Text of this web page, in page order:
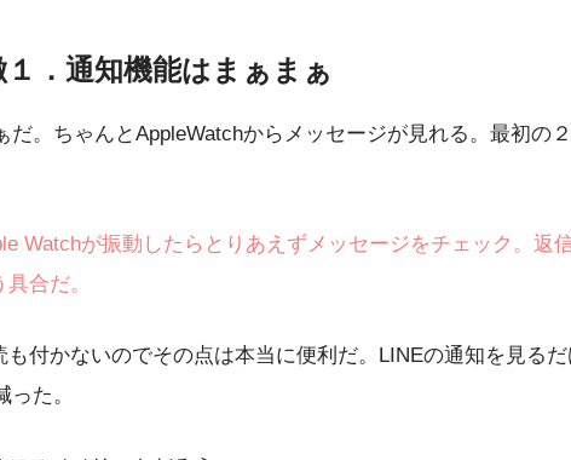
．通知機能はまぁまぁ
だ。ちゃんとAppleWatchからメッセージが見れる。最初
Watchが振動したらとりあえずメッセージをチェック。
合だ。
付かないのでその点は本当に便利だ。LINEの通知を見る
た。